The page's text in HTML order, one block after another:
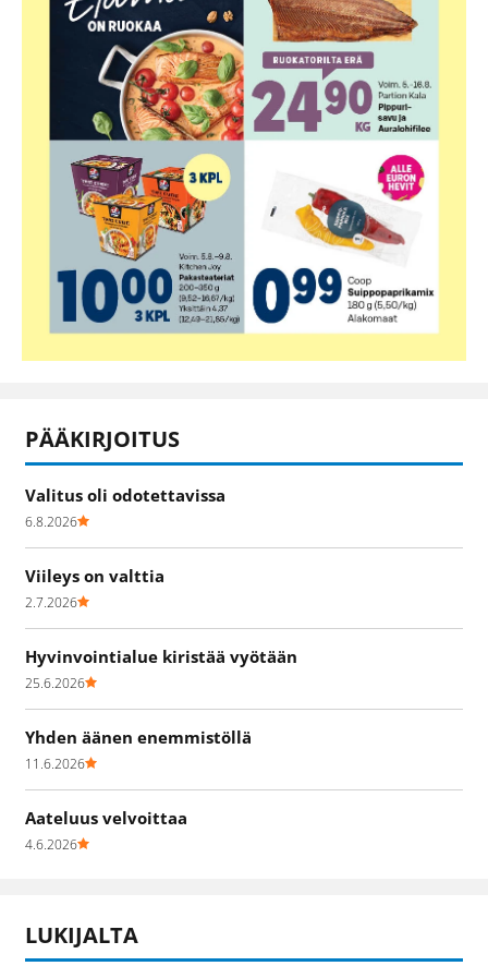
PÄÄKIRJOITUS
Valitus oli odotettavissa
6.8.2026
Viileys on valttia
2.7.2026
Hyvinvointialue kiristää vyötään
25.6.2026
Yhden äänen enemmistöllä
11.6.2026
Aateluus velvoittaa
4.6.2026
LUKIJALTA